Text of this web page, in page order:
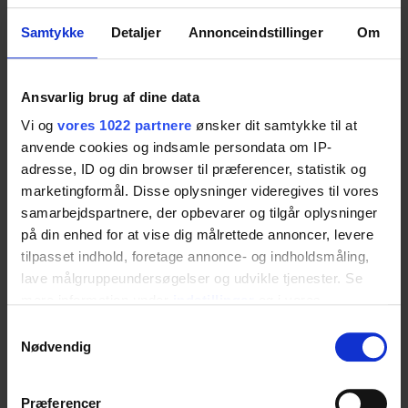
Samtykke Detaljer Annonceindstillinger Om
Ansvarlig brug af dine data
Vi og vores 1022 partnere ønsker dit samtykke til at
anvende cookies og indsamle persondata om IP-
adresse, ID og din browser til præferencer, statistik og
marketingformål. Disse oplysninger videregives til vores
samarbejdspartnere, der opbevarer og tilgår oplysninger
på din enhed for at vise dig målrettede annoncer, levere
tilpasset indhold, foretage annonce- og indholdsmåling,
lave målgruppeundersøgelser og udvikle tjenester. Se
tilbage eller ændre indstillinger fra vores
"Cookiedeklaration", eller ved at trykke på "Privacy
Nødvendig
Præferencer
Materialer
Fleksibel pur skum. Aluminium. Rustfrit stå. Plast.
Standard farve
Grå
Standard
Fremstillet i overensstemmelse med følgende